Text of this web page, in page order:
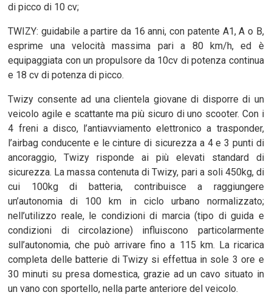
di picco di 10 cv;
TWIZY: guidabile a partire da 16 anni, con patente A1, A o B,
esprime una velocità massima pari a 80 km/h, ed è
equipaggiata con un propulsore da 10cv di potenza continua
e 18 cv di potenza di picco.
Twizy consente ad una clientela giovane di disporre di un
veicolo agile e scattante ma più sicuro di uno scooter. Con i
4 freni a disco, l’antiavviamento elettronico a trasponder,
l’airbag conducente e le cinture di sicurezza a 4 e 3 punti di
ancoraggio, Twizy risponde ai più elevati standard di
sicurezza. La massa contenuta di Twizy, pari a soli 450kg, di
cui 100kg di batteria, contribuisce a raggiungere
un’autonomia di 100 km in ciclo urbano normalizzato;
nell’utilizzo reale, le condizioni di marcia (tipo di guida e
condizioni di circolazione) influiscono particolarmente
sull’autonomia, che può arrivare fino a 115 km. La ricarica
completa delle batterie di Twizy si effettua in sole 3 ore e
30 minuti su presa domestica, grazie ad un cavo situato in
un vano con sportello, nella parte anteriore del veicolo.